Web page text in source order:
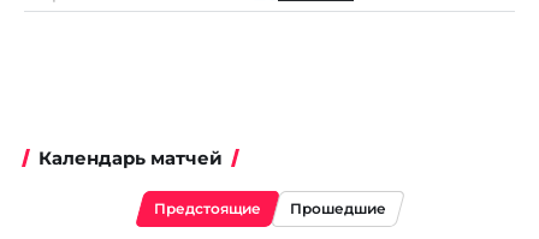
Календарь матчей
Предстоящие Прошедшие